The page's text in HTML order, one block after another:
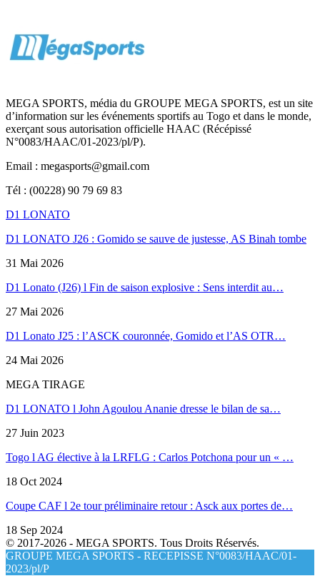
MEGA SPORTS, média du GROUPE MEGA SPORTS, est un site
d’information sur les événements sportifs au Togo et dans le monde,
exerçant sous autorisation officielle HAAC (Récépissé
N°0083/HAAC/01-2023/pl/P).
Email : megasports@gmail.com
Tél : (00228) 90 79 69 83
D1 LONATO
D1 LONATO J26 : Gomido se sauve de justesse, AS Binah tombe
31 Mai 2026
D1 Lonato (J26) l Fin de saison explosive : Sens interdit au…
27 Mai 2026
D1 Lonato J25 : l’ASCK couronnée, Gomido et l’AS OTR…
24 Mai 2026
MEGA TIRAGE
D1 LONATO l John Agoulou Ananie dresse le bilan de sa…
27 Juin 2023
Togo l AG élective à la LRFLG : Carlos Potchona pour un « …
18 Oct 2024
Coupe CAF l 2e tour préliminaire retour : Asck aux portes de…
18 Sep 2024
© 2017-2026 - MEGA SPORTS. Tous Droits Réservés.
GROUPE MEGA SPORTS - RECEPISSE N°0083/HAAC/01-
2023/pl/P